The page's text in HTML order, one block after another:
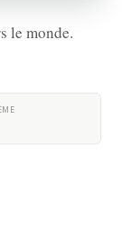
le monde.